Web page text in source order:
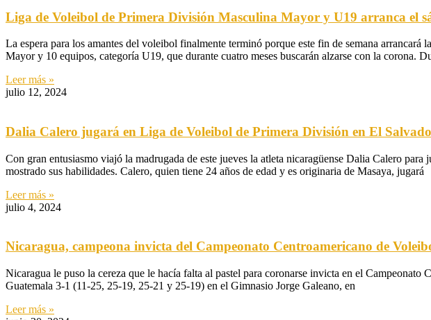
Liga de Voleibol de Primera División Masculina Mayor y U19 arranca el
La espera para los amantes del voleibol finalmente terminó porque este fin de semana
Mayor y 10 equipos, categoría U19, que durante cuatro meses buscarán alzarse con la corona.
Leer más »
julio 12, 2024
Dalia Calero jugará en Liga de Voleibol de Primera División en El
Con gran entusiasmo viajó la madrugada de este jueves la atleta nicaragüense Dalia Calero
mostrado sus habilidades. Calero, quien tiene 24 años de edad y es originaria de Masaya, jugará
Leer más »
julio 4, 2024
Nicaragua, campeona invicta del Campeonato Centroamericano de
Nicaragua le puso la cereza que le hacía falta al pastel para coronarse invicta en el
Guatemala 3-1 (11-25, 25-19, 25-21 y 25-19) en el Gimnasio Jorge Galeano, en
Leer más »